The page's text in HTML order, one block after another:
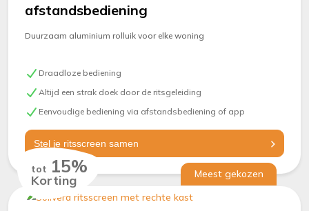
afstandsbediening
Duurzaam aluminium rolluik voor elke woning
Draadloze bediening
Altijd een strak doek door de ritsgeleiding
Eenvoudige bediening via afstandsbediening of app
Stel je ritsscreen samen
tot 15%
Korting Meest gekozen